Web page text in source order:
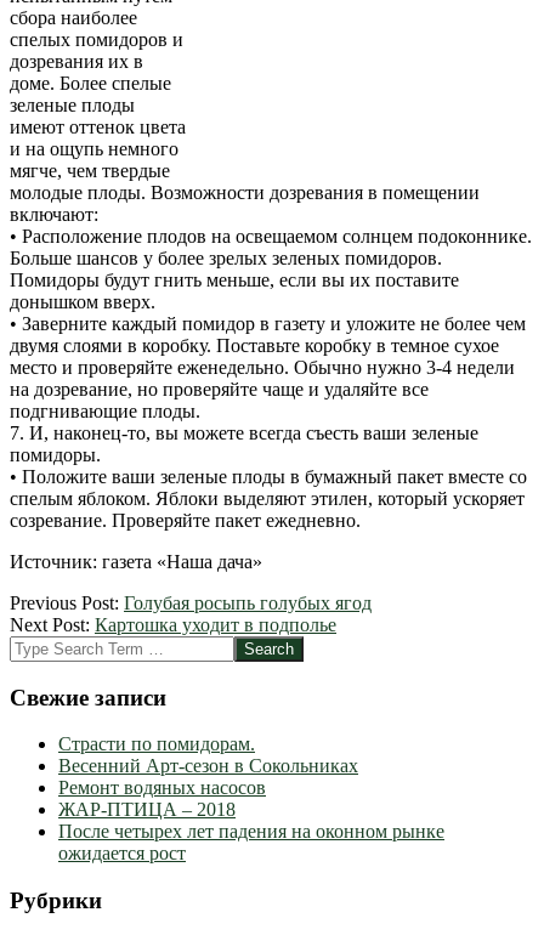
сбора наиболее
спелых помидоров и
дозревания их в
доме. Более спелые
зеленые плоды
имеют оттенок цвета
и на ощупь немного
мягче, чем твердые
молодые плоды. Возможности дозревания в помещении
включают:
• Расположение плодов на освещаемом солнцем подоконнике.
Больше шансов у более зрелых зеленых помидоров.
Помидоры будут гнить меньше, если вы их поставите
донышком вверх.
• Заверните каждый помидор в газету и уложите не более чем
двумя слоями в коробку. Поставьте коробку в темное сухое
место и проверяйте еженедельно. Обычно нужно 3-4 недели
на дозревание, но проверяйте чаще и удаляйте все
подгнивающие плоды.
7. И, наконец-то, вы можете всегда съесть ваши зеленые
помидоры.
• Положите ваши зеленые плоды в бумажный пакет вместе со
спелым яблоком. Яблоки выделяют этилен, который ускоряет
созревание. Проверяйте пакет ежедневно.
Источник: газета «Наша дача»
2012-
03-
25
Previous Post: Голубая росыпь голубых ягод
Next Post: Картошка уходит в подполье
Search
Свежие записи
Страсти по помидорам.
Весенний Арт-сезон в Сокольниках
Ремонт водяных насосов
ЖАР-ПТИЦА – 2018
После четырех лет падения на оконном рынке
ожидается рост
Рубрики